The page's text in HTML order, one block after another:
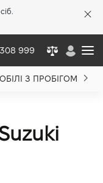
999
З ПРОБІГОМ